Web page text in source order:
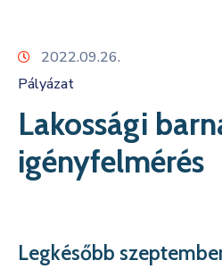
2022.09.26.
Pályázat
Lakossági
igényfelmérés
Legkésőbb